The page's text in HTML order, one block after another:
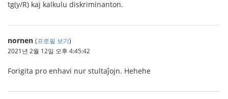
tg(y/R) kaj kalkulu diskriminanton.
nornen (프로필 보기)
2021년 2월 12일 오후 4:45:42
Forigita pro enhavi nur stultaĵojn. Hehehe